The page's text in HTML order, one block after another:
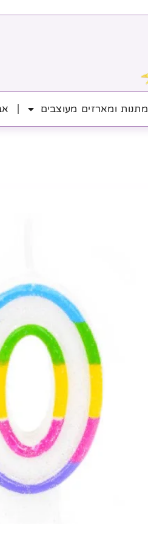
מתנות ומארזים מעוצבים